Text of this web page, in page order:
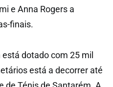
e Anna Rogers a
finais.
está dotado com 25 mil
está a decorrer até